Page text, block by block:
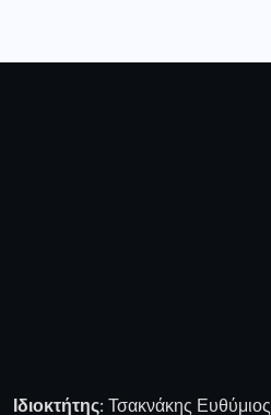
Ιδιοκτήτης: Τσακνάκης Ευθύμιος